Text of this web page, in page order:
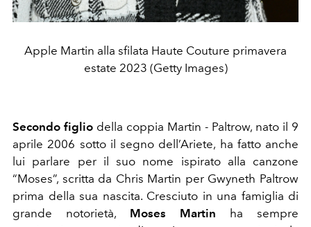
Apple Martin alla sfilata Haute Couture primavera
estate 2023 (Getty Images)
Secondo figlio della coppia Martin - Paltrow, nato il 9
aprile 2006 sotto il segno dell’Ariete, ha fatto anche
lui parlare per il suo nome ispirato alla canzone
“Moses”, scritta da Chris Martin per Gwyneth Paltrow
prima della sua nascita. Cresciuto in una famiglia di
grande notorietà, Moses Martin ha sempre